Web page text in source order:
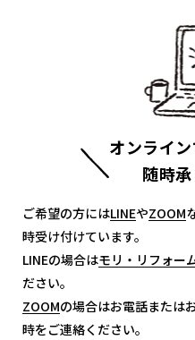
オンライ
随時承
ご希望の方にはLINE
LINEやZOOM
ZOOM
時受け付けています。
LINEの場合はモリ・リフォー
モリ・リフォー
ださい。
ZOOM
ZOOMの場合はお電話または
時をご連絡ください。